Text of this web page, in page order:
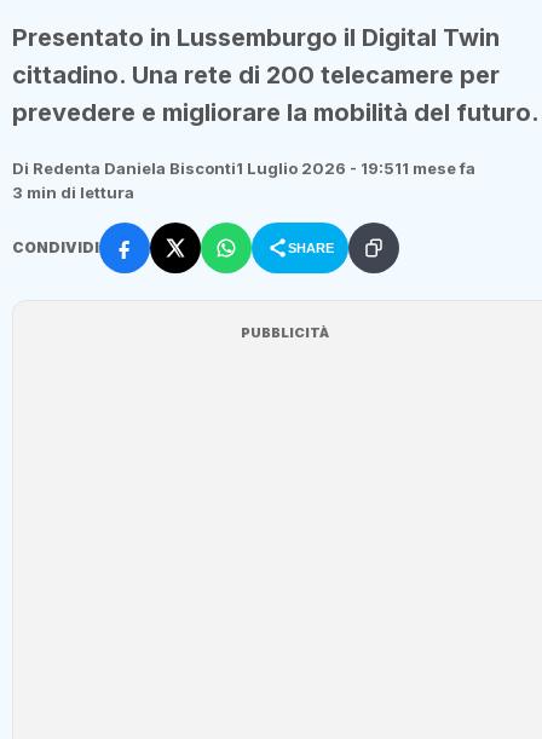
Presentato in Lussemburgo il Digital Twin
cittadino. Una rete di 200 telecamere per
prevedere e migliorare la mobilità del futuro.
Di Redenta Daniela Bisconti1 Luglio 2026 - 19:511 mese fa
3 min di lettura
CONDIVIDI SHARE
PUBBLICITÀ